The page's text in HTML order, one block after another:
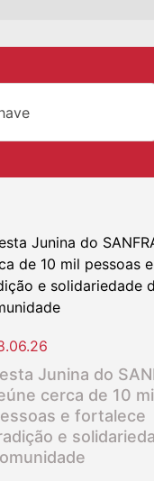
Junina do
cerca de 10
e fortalece
e